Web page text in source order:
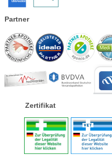
Partner
Zertifikat